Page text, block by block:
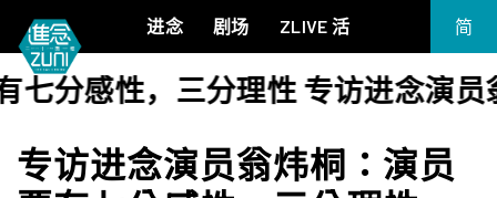
进念
关于进念
年报
剧场
《笔墨大冒险》
KJ 黄家正钢琴独奏会《五行》
ZLIVE 活 简
性，三分理性 专访进念演员翁
专访进念演员翁炜桐：演员